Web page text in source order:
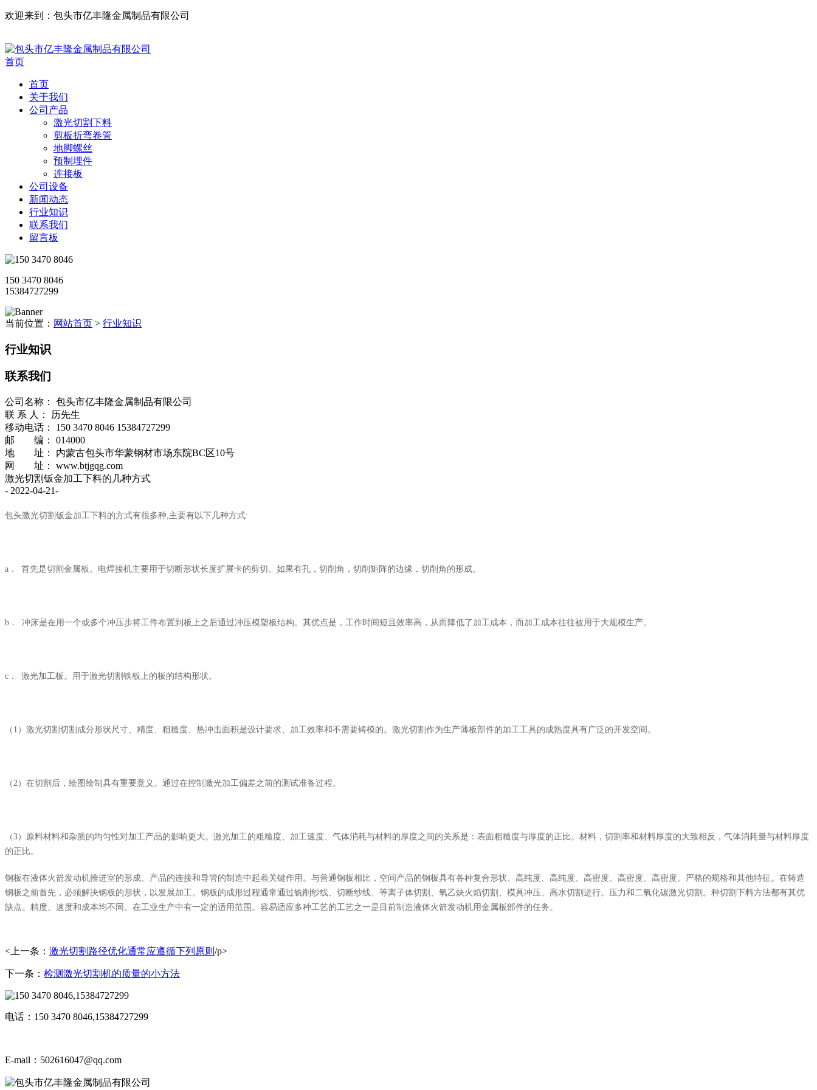
欢迎来到：包头市亿丰隆金属制品有限公司
首页
首页
关于我们
公司产品
激光切割下料
剪板折弯卷管
地脚螺丝
预制埋件
连接板
公司设备
新闻动态
行业知识
联系我们
留言板
150 3470 8046
15384727299
当前位置： 网站首页 > 行业知识
行业知识
联系我们
公司名称： 包头市亿丰隆金属制品有限公司
联 系 人： 历先生
移动电话： 150 3470 8046 15384727299
邮 编： 014000
地 址： 内蒙古包头市华蒙钢材市场东院BC区10号
网 址： www.btjgqg.com
​激光切割钣金加工下料的几种方式
- 2022-04-21-
包头激光切割钣金加工下料的方式有很多种,主要有以下几种方式:
a． 首先是切割金属板。电焊接机主要用于切断形状长度扩展卡的剪切。如果有孔，切削角，切削矩阵的边缘，切削角的形成。
b． 冲床是在用一个或多个冲压步将工件布置到板上之后通过冲压模塑板结构。其优点是，工作时间短且效率高，从而降低了加工成本，而加工成本往往被用于大规模生产。
c． 激光加工板。用于激光切割铁板上的板的结构形状。
（1）激光切割切割成分形状尺寸、精度、粗糙度、热冲击面积是设计要求、加工效率和不需要铸模的。激光切割作为生产薄板部件的加工工具的成熟度具有广泛的开发空间。
（2）在切割后，绘图绘制具有重要意义。通过在控制激光加工偏差之前的测试准备过程。
（3）原料材料和杂质的均匀性对加工产品的影响更大。激光加工的粗糙度、加工速度、气体消耗与材料的厚度之间的关系是：表面粗糙度与厚度的正比。材料，切割率和材料厚度的大致相反，气体消耗量与材料厚度
的正比。
钢板在液体火箭发动机推进室的形成、产品的连接和导管的制造中起着关键作用。与普通钢板相比，空间产品的钢板具有各种复合形状、高纯度、高纯度、高密度、高密度、高密度。严格的规格和其他特征。在铸造
钢板之前首先，必须解决钢板的形状，以发展加工。钢板的成形过程通常通过铣削纱线、切断纱线、等离子体切割、氧乙炔火焰切割、模具冲压、高水切割进行。压力和二氧化碳激光切割。种切割下料方法都有其优
缺点。精度、速度和成本均不同。在工业生产中有一定的适用范围。容易适应多种工艺的工艺之一是目前制造液体火箭发动机用金属板部件的任务。
<上一条： 激光切割路径优化通常应遵循下列原则 /p>
下一条： ​检测激光切割机的质量的小方法
电话：150 3470 8046,15384727299
E-mail：502616047@qq.com